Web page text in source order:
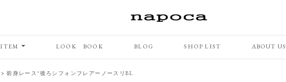
ITEM LOOK BOOK BLOG SHOP LIST ABOUT US
>前身レース*後ろシフォンフレアーノースリBL